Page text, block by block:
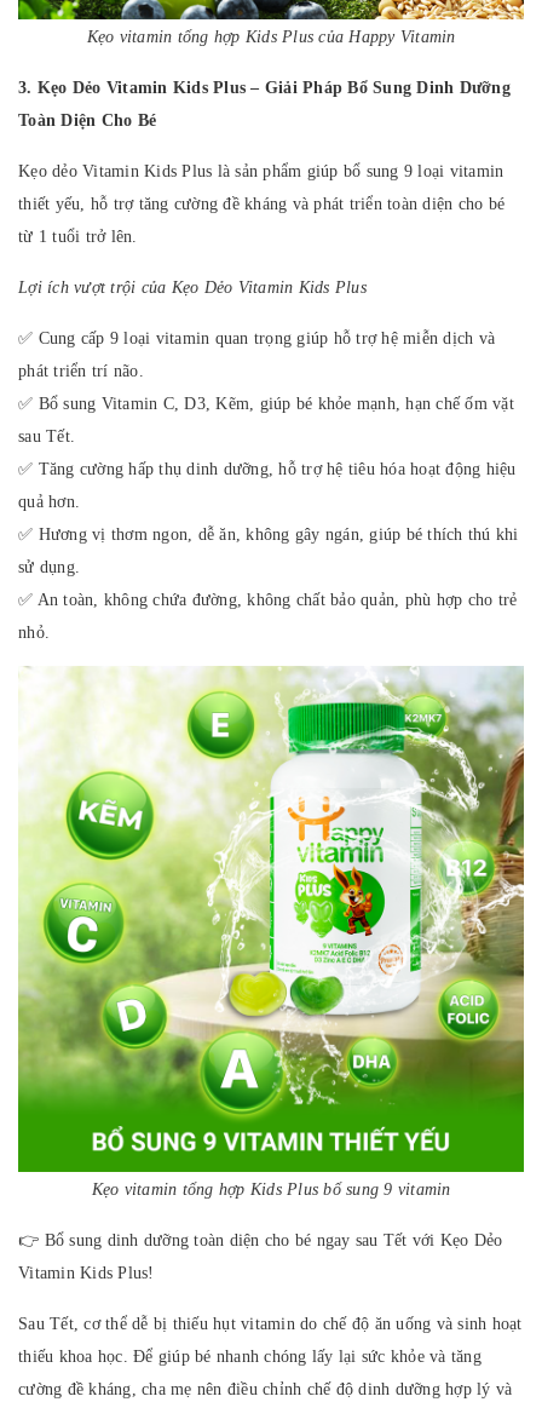
Kẹo vitamin tổng hợp Kids Plus của Happy Vitamin
3. Kẹo Dẻo Vitamin Kids Plus – Giải Pháp Bổ Sung Dinh Dưỡng
Toàn Diện Cho Bé
Kẹo dẻo Vitamin Kids Plus là sản phẩm giúp bổ sung 9 loại vitamin
thiết yếu, hỗ trợ tăng cường đề kháng và phát triển toàn diện cho bé
từ 1 tuổi trở lên.
Lợi ích vượt trội của Kẹo Dẻo Vitamin Kids Plus
✅ Cung cấp 9 loại vitamin quan trọng giúp hỗ trợ hệ miễn dịch và
phát triển trí não.
✅ Bổ sung Vitamin C, D3, Kẽm, giúp bé khỏe mạnh, hạn chế ốm vặt
sau Tết.
✅ Tăng cường hấp thụ dinh dưỡng, hỗ trợ hệ tiêu hóa hoạt động hiệu
quả hơn.
✅ Hương vị thơm ngon, dễ ăn, không gây ngán, giúp bé thích thú khi
sử dụng.
✅ An toàn, không chứa đường, không chất bảo quản, phù hợp cho trẻ
nhỏ.
Kẹo vitamin tổng hợp Kids Plus bổ sung 9 vitamin
👉 Bổ sung dinh dưỡng toàn diện cho bé ngay sau Tết với Kẹo Dẻo
Vitamin Kids Plus!
Sau Tết, cơ thể dễ bị thiếu hụt vitamin do chế độ ăn uống và sinh hoạt
thiếu khoa học. Để giúp bé nhanh chóng lấy lại sức khỏe và tăng
cường đề kháng, cha mẹ nên điều chỉnh chế độ dinh dưỡng hợp lý và